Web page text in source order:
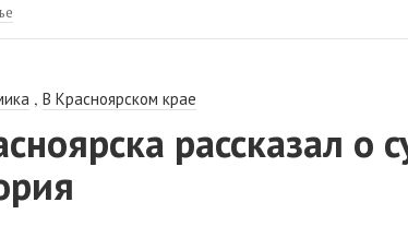
,В Красноярском крае
рассказал о